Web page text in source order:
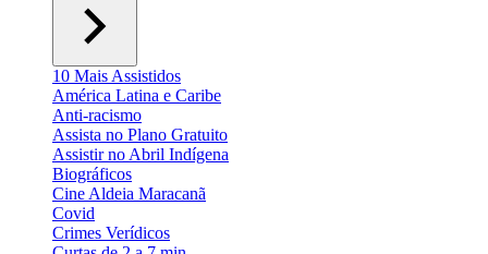
10 Mais Assistidos
América Latina e Caribe
Anti-racismo
Assista no Plano Gratuito
Assistir no Abril Indígena
Biográficos
Cine Aldeia Maracanã
Covid
Crimes Verídicos